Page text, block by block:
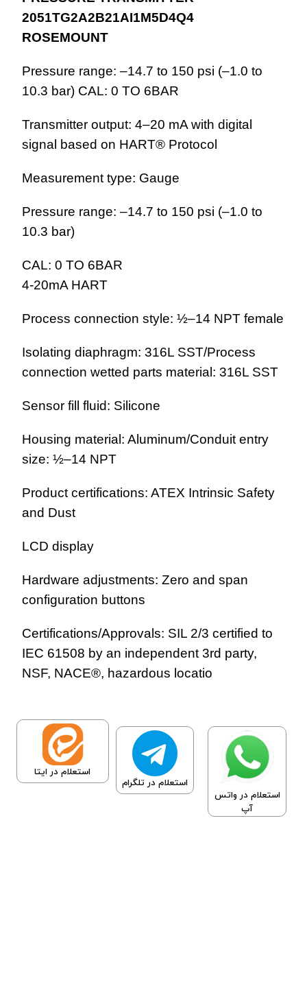
2051TG2A2B21AI1M5D4Q4
ROSEMOUNT
Pressure range: –14.7 to 150 psi (–1.0 to
10.3 bar) CAL: 0 TO 6BAR
Transmitter output: 4–20 mA with digital
signal based on HART® Protocol
Measurement type: Gauge
Pressure range: –14.7 to 150 psi (–1.0 to
10.3 bar)
CAL: 0 TO 6BAR
4-20mA HART
Process connection style: ½–14 NPT female
Isolating diaphragm: 316L SST/Process
connection wetted parts material: 316L SST
Sensor fill fluid: Silicone
Housing material: Aluminum/Conduit entry
size: ½–14 NPT
Product certifications: ATEX Intrinsic Safety
and Dust
LCD display
Hardware adjustments: Zero and span
configuration buttons
Certifications/Approvals: SIL 2/3 certified to
IEC 61508 by an independent 3rd party,
NSF, NACE®, hazardous locatio
استعلام در واتس
آپ
استعلام در تلگرام
استعلام در ایتا